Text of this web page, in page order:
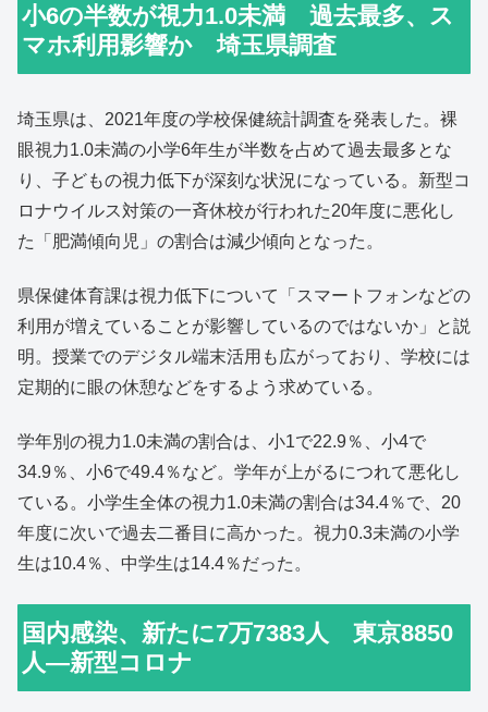
小6の半数が視力1.0未満 過去最多、ス
マホ利用影響か 埼玉県調査
埼玉県は、2021年度の学校保健統計調査を発表した。裸
眼視力1.0未満の小学6年生が半数を占めて過去最多とな
り、子どもの視力低下が深刻な状況になっている。新型コ
ロナウイルス対策の一斉休校が行われた20年度に悪化し
た「肥満傾向児」の割合は減少傾向となった。
県保健体育課は視力低下について「スマートフォンなどの
利用が増えていることが影響しているのではないか」と説
明。授業でのデジタル端末活用も広がっており、学校には
定期的に眼の休憩などをするよう求めている。
学年別の視力1.0未満の割合は、小1で22.9％、小4で
34.9％、小6で49.4％など。学年が上がるにつれて悪化し
ている。小学生全体の視力1.0未満の割合は34.4％で、20
年度に次いで過去二番目に高かった。視力0.3未満の小学
生は10.4％、中学生は14.4％だった。
国内感染、新たに7万7383人 東京8850
人―新型コロナ